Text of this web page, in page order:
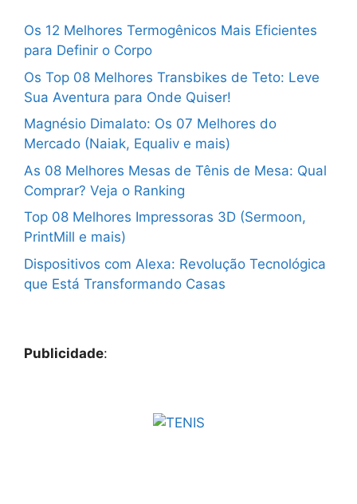
Os 12 Melhores Termogênicos Mais Eficientes
para Definir o Corpo
Os Top 08 Melhores Transbikes de Teto: Leve
Sua Aventura para Onde Quiser!
Magnésio Dimalato: Os 07 Melhores do
Mercado (Naiak, Equaliv e mais)
As 08 Melhores Mesas de Tênis de Mesa: Qual
Comprar? Veja o Ranking
Top 08 Melhores Impressoras 3D (Sermoon,
PrintMill e mais)
Dispositivos com Alexa: Revolução Tecnológica
que Está Transformando Casas
Publicidade: